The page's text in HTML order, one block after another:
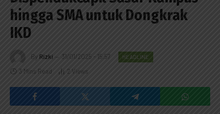
hingga SMA untuk Dongkrak
IKD
By Rizki 31/01/2025 - 15:57 HEADLINE
3 Mins Read 2 Views